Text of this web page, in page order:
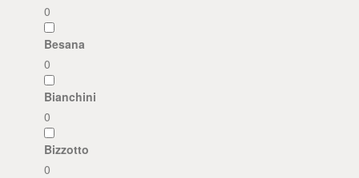
0
Besana
0
Bianchini
0
Bizzotto
0